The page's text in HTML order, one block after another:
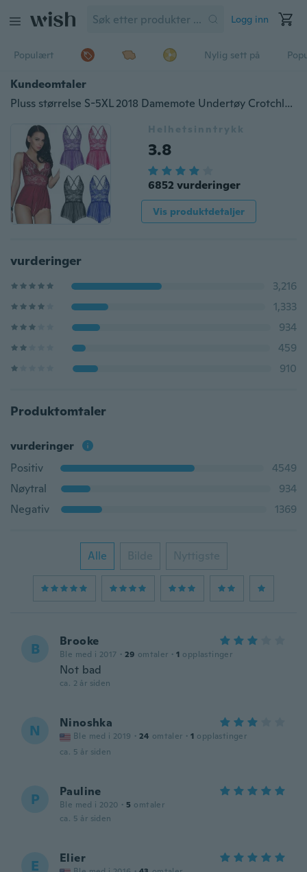
Logg inn
Populært Nylig sett på
Kundeomtaler
Pluss størrelse S-5XL 2018 Damemote Undertøy Crotchless Leotard Teddy Nattøy Sexy Blonder Miniskjørt
Helhetsinntrykk
3.8
6852 vurderinger
Vis produktdetaljer
vurderinger
3,216
1,333
934
459
910
Produktomtaler
vurderinger
Positiv
4549
Nøytral
934
Negativ
1369
Alle Bilde Nyttigste
B Brooke
Ble med i 2017 · 29 omtaler · 1 opplastinger
Not bad
ca. 2 år siden
N Ninoshka
Ble med i 2019 · 24 omtaler · 1 opplastinger
ca. 5 år siden
P Pauline
Ble med i 2020 · 5 omtaler
ca. 5 år siden
E Elier